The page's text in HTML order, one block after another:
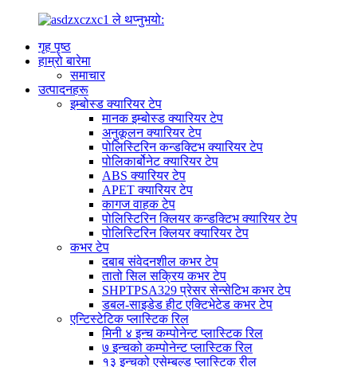
गृह पृष्ठ
हाम्रो बारेमा
समाचार
उत्पादनहरू
इम्बोस्ड क्यारियर टेप
मानक इम्बोस्ड क्यारियर टेप
अनुकूलन क्यारियर टेप
पोलिस्टिरिन कन्डक्टिभ क्यारियर टेप
पोलिकार्बोनेट क्यारियर टेप
ABS क्यारियर टेप
APET क्यारियर टेप
कागज वाहक टेप
पोलिस्टिरिन क्लियर कन्डक्टिभ क्यारियर टेप
पोलिस्टिरिन क्लियर क्यारियर टेप
कभर टेप
दबाब संवेदनशील कभर टेप
तातो सिल सक्रिय कभर टेप
SHPTPSA329 प्रेसर सेन्सेटिभ कभर टेप
डबल-साइडेड हीट एक्टिभेटेड कभर टेप
एन्टिस्टेटिक प्लास्टिक रिल
मिनी ४ इन्च कम्पोनेन्ट प्लास्टिक रिल
७ इन्चको कम्पोनेन्ट प्लास्टिक रिल
१३ इन्चको एसेम्बल्ड प्लास्टिक रील